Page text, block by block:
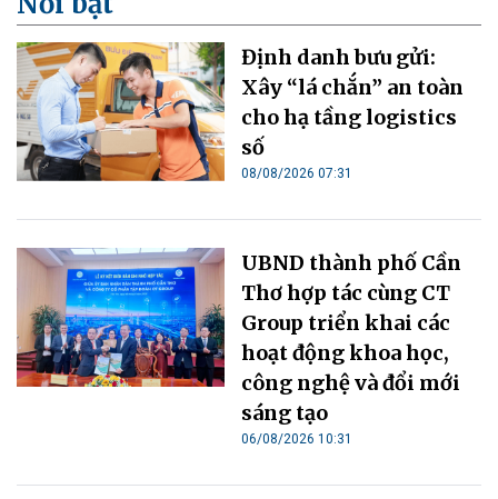
Định danh bưu gửi:
Xây “lá chắn” an toàn
cho hạ tầng logistics
số
08/08/2026 07:31
UBND thành phố Cần
Thơ hợp tác cùng CT
Group triển khai các
hoạt động khoa học,
công nghệ và đổi mới
sáng tạo
06/08/2026 10:31